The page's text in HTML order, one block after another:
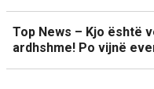
Top News – Kjo është
ardhshme! Po vijnë